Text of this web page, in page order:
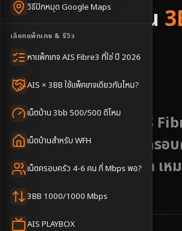
วิธีปักหมุด Google Maps
เลือกแพ็กเกจ & รีวิว
หาแพ็กเกจ AIS Fibre3 ที่ใช่ ปี 2026
AIS × 3BB ใช้แพ็คเกจเดียวกันไหม?
เน็ตบ้าน 3bb 500/500 ดีไหม
เน็ตบ้านสำหรับ WFH
เน็ตครอบครัว 4-6 คน กี่ Mbps พอ?
3BB 1000/1000 Mbps
AIS PLAYBOX
รับติดตั้งเน็ตบ้าน
Fibre
อำเภอคีรีมาศ
ติดตั้งเน็ตบ้าน 3BB AIS
คีรีมาศ จังหวัดสุโขทัย ครอ
คีรีมาศและถนนสายหลัก เห
และบ้านจัดสรร